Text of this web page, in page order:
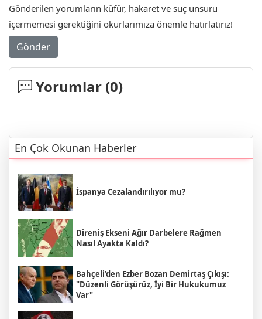
Gönderilen yorumların küfür, hakaret ve suç unsuru
içermemesi gerektiğini okurlarımıza önemle hatırlatırız!
Gönder
Yorumlar (0)
En Çok Okunan Haberler
İspanya Cezalandırılıyor mu?
Direniş Ekseni Ağır Darbelere Rağmen
Nasıl Ayakta Kaldı?
Bahçeli’den Ezber Bozan Demirtaş Çıkışı:
"Düzenli Görüşürüz, İyi Bir Hukukumuz
Var"